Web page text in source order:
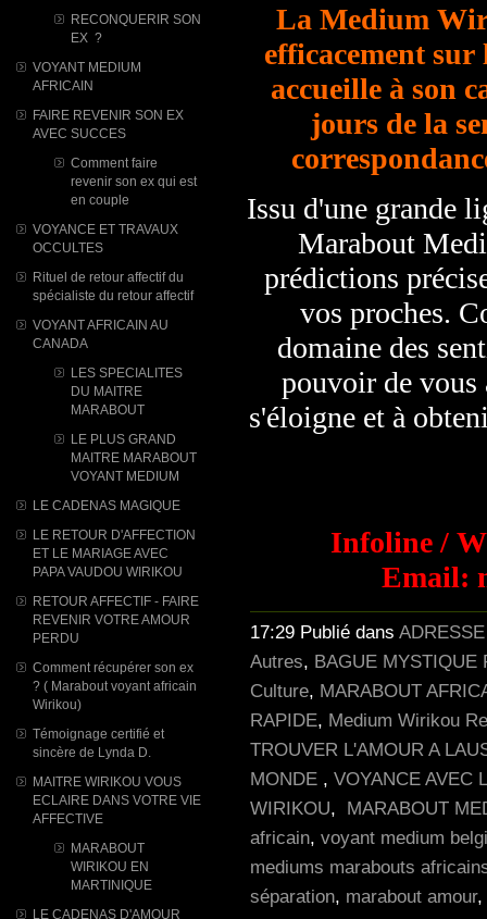
RECONQUERIR SON
EX ?
VOYANT MEDIUM
AFRICAIN
FAIRE REVENIR SON EX
AVEC SUCCES
Comment faire
revenir son ex qui est
en couple
VOYANCE ET TRAVAUX
OCCULTES
Rituel de retour affectif du
spécialiste du retour affectif
VOYANT AFRICAIN AU
CANADA
LES SPECIALITES
DU MAITRE
MARABOUT
LE PLUS GRAND
MAITRE MARABOUT
VOYANT MEDIUM
LE CADENAS MAGIQUE
LE RETOUR D'AFFECTION
ET LE MARIAGE AVEC
PAPA VAUDOU WIRIKOU
RETOUR AFFECTIF - FAIRE
REVENIR VOTRE AMOUR
PERDU
Comment récupérer son ex
? ( Marabout voyant africain
Wirikou)
Témoignage certifié et
sincère de Lynda D.
MAITRE WIRIKOU VOUS
ECLAIRE DANS VOTRE VIE
AFFECTIVE
MARABOUT
WIRIKOU ​EN
MARTINIQUE
LE CADENAS D'AMOUR
La Medium
efficacement
accueille à son
jours de la
Issu d'une grande
Marabout
prédictions
vos proches.
domaine des
pouvoir de vous
s'éloigne et à
Infoline /
Email:
17:29 Publié dans
Autres, BAGUE MYSTIQUE
Culture, MARABOUT
RAPIDE, Medium Wirikou
TROUVER L'AMOUR A
MONDE , VOYANCE AVEC
WIRIKOU, MARABOUT
africain, voyant medium
mediums marabouts
séparation, marabout amour,